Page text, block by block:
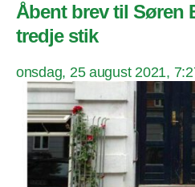
Åbent brev til Søren
tredje stik
onsdag, 25 august 2021,